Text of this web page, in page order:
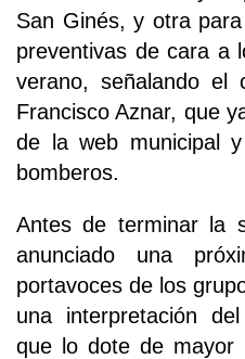
San Ginés, y otra
preventivas de cara a
verano, señalando el
Francisco Aznar, que
de la web municipal
bomberos.
Antes de terminar la
anunciado una
portavoces de los
una interpretación
que lo dote de mayor